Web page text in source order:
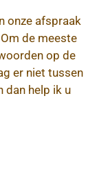
onze afspraak
de meeste
op de
er niet tussen
dan help ik u